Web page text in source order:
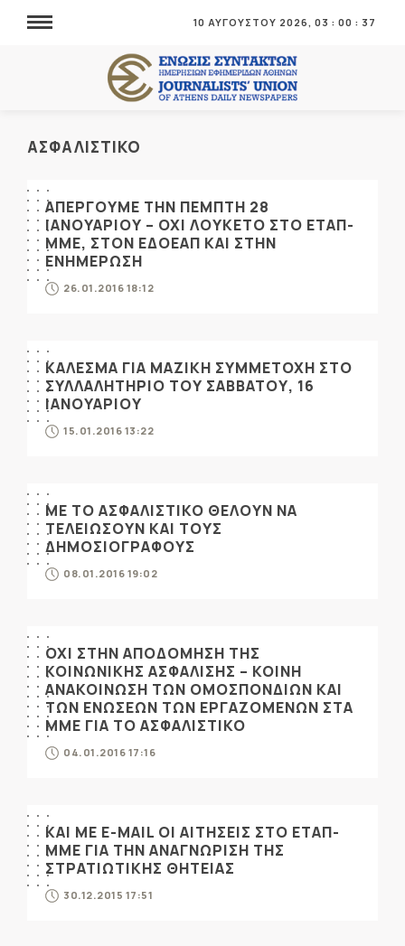
10 ΑΥΓΟΥΣΤΟΥ 2026, 03 : 00 : 38
ΑΣΦΑΛΙΣΤΙΚΟ
ΑΠΕΡΓΟΥΜΕ ΤΗΝ ΠΕΜΠΤΗ 28
ΙΑΝΟΥΑΡΙΟΥ – ΟΧΙ ΛΟΥΚΕΤΟ ΣΤΟ ΕΤΑΠ-
ΜΜΕ, ΣΤΟΝ ΕΔΟΕΑΠ ΚΑΙ ΣΤΗΝ
ΕΝΗΜΕΡΩΣΗ
26.01.2016 18:12
ΚΑΛΕΣΜΑ ΓΙΑ ΜΑΖΙΚΗ ΣΥΜΜΕΤΟΧΗ ΣΤΟ
ΣΥΛΛΑΛΗΤΗΡΙΟ ΤΟΥ ΣΑΒΒΑΤΟΥ, 16
ΙΑΝΟΥΑΡΙΟΥ
15.01.2016 13:22
ΜΕ ΤΟ ΑΣΦΑΛΙΣΤΙΚΟ ΘΕΛΟΥΝ ΝΑ
ΤΕΛΕΙΩΣΟΥΝ ΚΑΙ ΤΟΥΣ
ΔΗΜΟΣΙΟΓΡΑΦΟΥΣ
08.01.2016 19:02
ΟΧΙ ΣΤΗΝ ΑΠΟΔΟΜΗΣΗ ΤΗΣ
ΚΟΙΝΩΝΙΚΗΣ ΑΣΦΑΛΙΣΗΣ – ΚΟΙΝΗ
ΑΝΑΚΟΙΝΩΣΗ ΤΩΝ ΟΜΟΣΠΟΝΔΙΩΝ ΚΑΙ
ΤΩΝ ΕΝΩΣΕΩΝ ΤΩΝ ΕΡΓΑΖΟΜΕΝΩΝ ΣΤΑ
ΜΜΕ ΓΙΑ ΤΟ ΑΣΦΑΛΙΣΤΙΚΟ
04.01.2016 17:16
ΚΑΙ ΜΕ E-MAIL ΟΙ ΑΙΤΗΣΕΙΣ ΣΤΟ ΕΤΑΠ-
ΜΜΕ ΓΙΑ ΤΗΝ ΑΝΑΓΝΩΡΙΣΗ ΤΗΣ
ΣΤΡΑΤΙΩΤΙΚΗΣ ΘΗΤΕΙΑΣ
30.12.2015 17:51